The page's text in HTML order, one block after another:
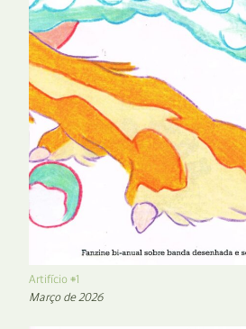
Artifício #1
Março de 2026